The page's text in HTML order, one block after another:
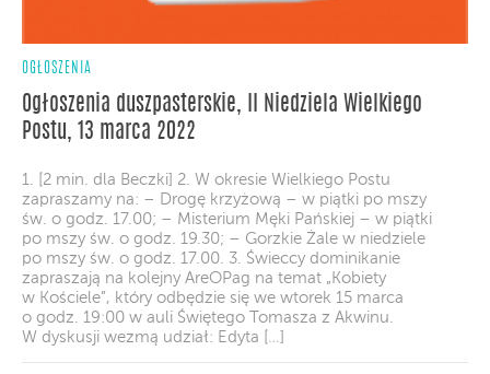
OGŁOSZENIA
Ogłoszenia duszpasterskie, II Niedziela Wielkiego
Postu, 13 marca 2022
1. [2 min. dla Beczki] 2. W okresie Wielkiego Postu
zapraszamy na: – Drogę krzyżową – w piątki po mszy
św. o godz. 17.00; – Misterium Męki Pańskiej – w piątki
po mszy św. o godz. 19.30; – Gorzkie Żale w niedziele
po mszy św. o godz. 17.00. 3. Świeccy dominikanie
zapraszają na kolejny AreOPag na temat „Kobiety
w Kościele”, który odbędzie się we wtorek 15 marca
o godz. 19:00 w auli Świętego Tomasza z Akwinu.
W dyskusji wezmą udział: Edyta […]